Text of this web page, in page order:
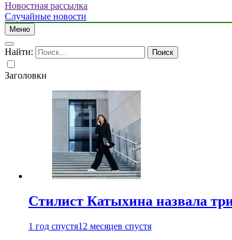
Новостная рассылка
Случайные новости
Меню
Найти:
Заголовки
Стилист Катыхина назвала
1 год спустя12 месяцев спустя